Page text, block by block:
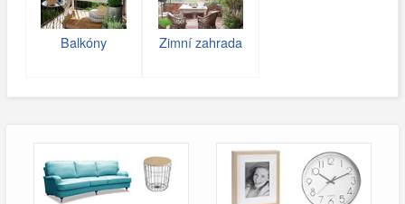
Balkóny Zimní zahrada